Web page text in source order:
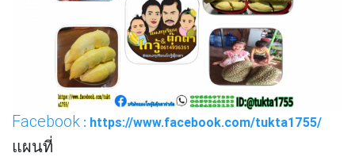
Facebook : https://www.facebook.com/tukta1755/
แผนที่